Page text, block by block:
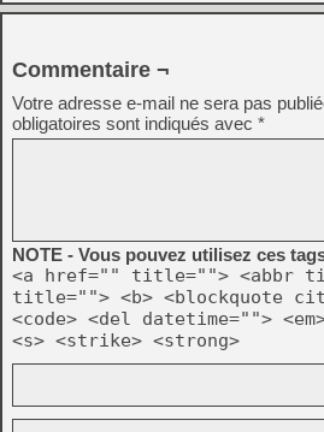
Commentaire ¬
Votre adresse e-mail ne sera pas
obligatoires sont indiqués avec *
NOTE - Vous pouvez utilisez ces
<a href="" title=""> <abbr
title=""> <b> <blockquote
<code> <del datetime="">
<s> <strike> <strong>